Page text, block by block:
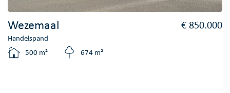
Wezemaal € 850.000
Handelspand
500 m²
674 m²